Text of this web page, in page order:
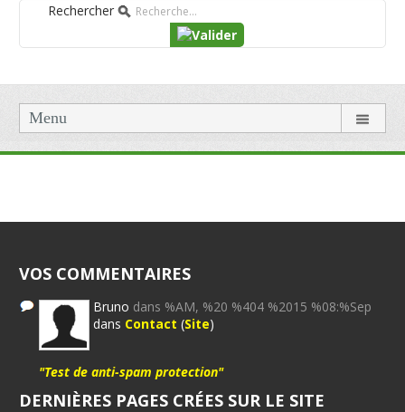
Rechercher
Menu
VOS COMMENTAIRES
Bruno dans %AM, %20 %404 %2015 %08:%Sep
dans Contact (Site)
"Test de anti-spam protection"
DERNIÈRES PAGES CRÉES SUR LE SITE